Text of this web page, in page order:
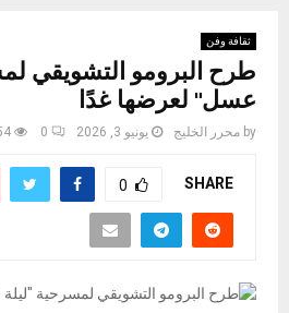
ثقافة وفن
طرح البرومو التشويقي
عسل" لعرضها غدًا
by محرر الخليج يونيو 3, 2026 0
SHARE
0